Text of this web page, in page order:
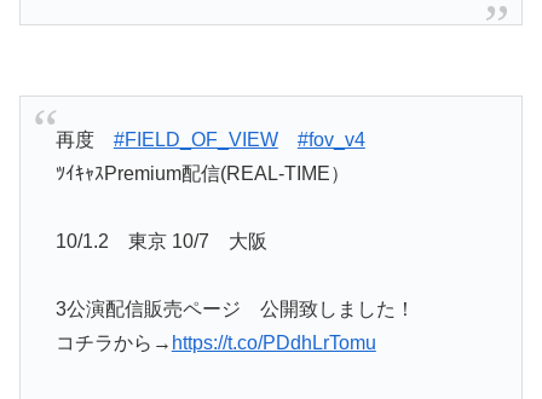
再度 #FIELD_OF_VIEW
#fov_v4
ﾂｲｷｬｽPremium配信(REAL-TIME）
10/1.2 東京 10/7 大阪
3公演配信販売ページ 公開致しました！
コチラから→ https://t.co/PDdhLrTomu